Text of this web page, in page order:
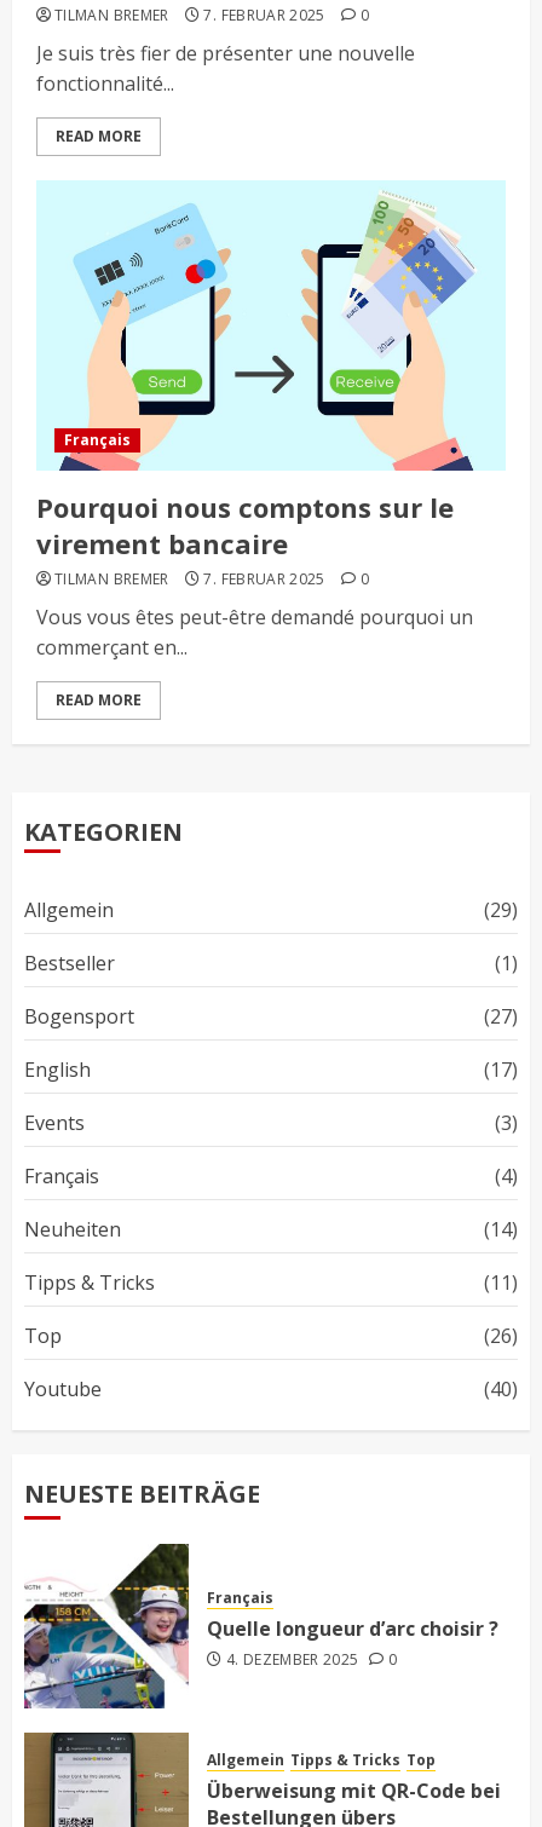
TILMAN BREMER 7. FEBRUAR 2025 0
Je suis très fier de présenter une nouvelle
fonctionnalité...
READ MORE
Français
Pourquoi nous comptons sur le
virement bancaire
TILMAN BREMER 7. FEBRUAR 2025 0
Vous vous êtes peut-être demandé pourquoi un
commerçant en...
READ MORE
KATEGORIEN
Allgemein
(29)
Bestseller
(1)
Bogensport
(27)
English
(17)
Events
(3)
Français
(4)
Neuheiten
(14)
Tipps & Tricks
(11)
Top
(26)
Youtube
(40)
NEUESTE BEITRÄGE
Français
Quelle longueur d’arc choisir ?
4. DEZEMBER 2025 0
Allgemein Tipps & Tricks Top
Überweisung mit QR-Code bei
Bestellungen übers